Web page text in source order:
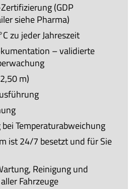
(GDP
siehe Pharma)
zu jeder Jahreszeit
– validierte
m)
Temperaturabweichung
ist 24/7 besetzt und für Sie
Reinigung und
Fahrzeuge